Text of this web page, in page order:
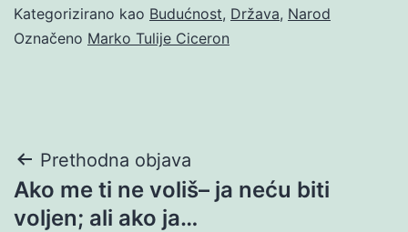
Kategorizirano kao Budućnost, Država, Narod
Označeno Marko Tulije Ciceron
Navigacija
objava
Prethodna objava
Ako me ti ne voliš– ja neću biti
voljen; ali ako ja…